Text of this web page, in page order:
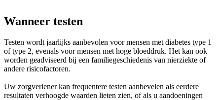
Wanneer testen
Testen wordt jaarlijks aanbevolen voor mensen met diabetes type 1
of type 2, evenals voor mensen met hoge bloeddruk. Het kan ook
worden geadviseerd bij een familiegeschiedenis van nierziekte of
andere risicofactoren.
Uw zorgverlener kan frequentere testen aanbevelen als eerdere
resultaten verhoogde waarden lieten zien, of als u aandoeningen